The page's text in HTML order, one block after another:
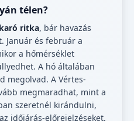
télen?
ritka, bár havazás
Január és február a
a hőmérséklet
A hó általában
megolvad. A Vértes-
megmaradhat, mint a
szeretnél kirándulni,
időjárás-előrejelzéseket.